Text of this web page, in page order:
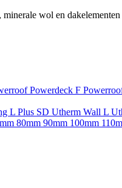
wol en
Powerdeck F
L Plus SD Utherm Wall L
80mm 90mm 100mm